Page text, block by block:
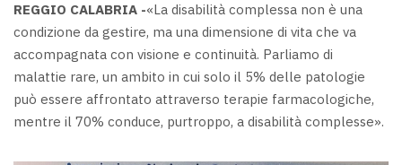
REGGIO CALABRIA -«La disabilità complessa non è una
condizione da gestire, ma una dimensione di vita che va
accompagnata con visione e continuità. Parliamo di
malattie rare, un ambito in cui solo il 5% delle patologie
può essere affrontato attraverso terapie farmacologiche,
mentre il 70% conduce, purtroppo, a disabilità complesse».